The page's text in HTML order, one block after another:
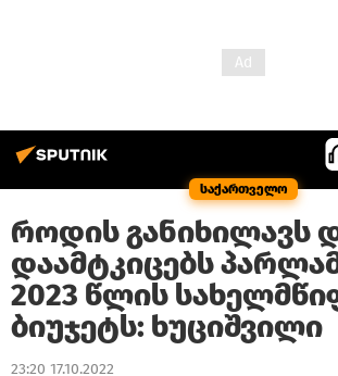
საქართველო
როდის განიხილავს
დაამტკიცებს
2023 წლის
ბიუჯეტს: ხუციშვილი
23:20 17.10.2022